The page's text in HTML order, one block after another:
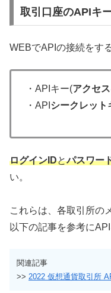
取引口座のAPIキ
WEBでAPIの接続をす
・APIキー(アクセ
・API シークレット
ログインIDとパスワー
い。
これらは、各取引所の
以下の記事を参考に
関連記事
>> 2022 仮想通貨取引所